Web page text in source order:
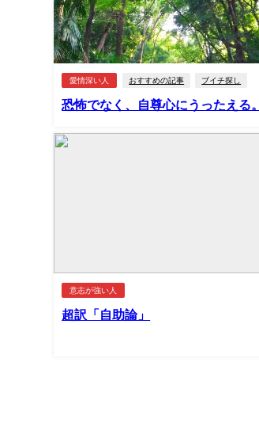
愛情深い人 おすすめの記事 ブイチ探し
恐怖でなく、自尊心にうったえる。
意志が強い人
超訳「自助論」